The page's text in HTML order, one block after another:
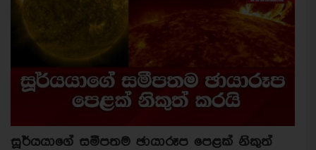
සූර්යයාගේ සමීපතම ඡායාරූප පෙළක් නිකුත්